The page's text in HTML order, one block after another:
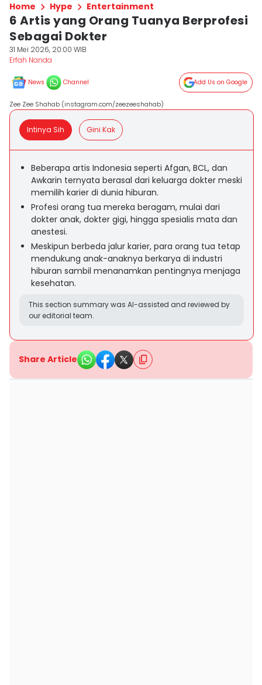
Home Hype Entertainment
6 Artis yang Orang Tuanya Berprofesi
Sebagai Dokter
31 Mei 2026, 20:00 WIB
Erfah Nanda
News Channel Add Us on Google
Zee Zee Shahab (instagram.com/zeezeeshahab)
Intinya Sih Gini Kak
Beberapa artis Indonesia seperti Afgan, BCL, dan
Awkarin ternyata berasal dari keluarga dokter meski
memilih karier di dunia hiburan.
Profesi orang tua mereka beragam, mulai dari
dokter anak, dokter gigi, hingga spesialis mata dan
anestesi.
Meskipun berbeda jalur karier, para orang tua tetap
mendukung anak-anaknya berkarya di industri
hiburan sambil menanamkan pentingnya menjaga
kesehatan.
This section summary was AI-assisted and reviewed by
our editorial team.
Share Article